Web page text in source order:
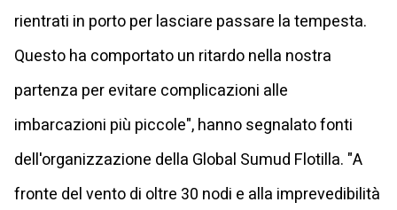
rientrati in porto per lasciare passare la tempesta.
Questo ha comportato un ritardo nella nostra
partenza per evitare complicazioni alle
imbarcazioni più piccole", hanno segnalato fonti
dell'organizzazione della Global Sumud Flotilla. "A
fronte del vento di oltre 30 nodi e alla imprevedibilità